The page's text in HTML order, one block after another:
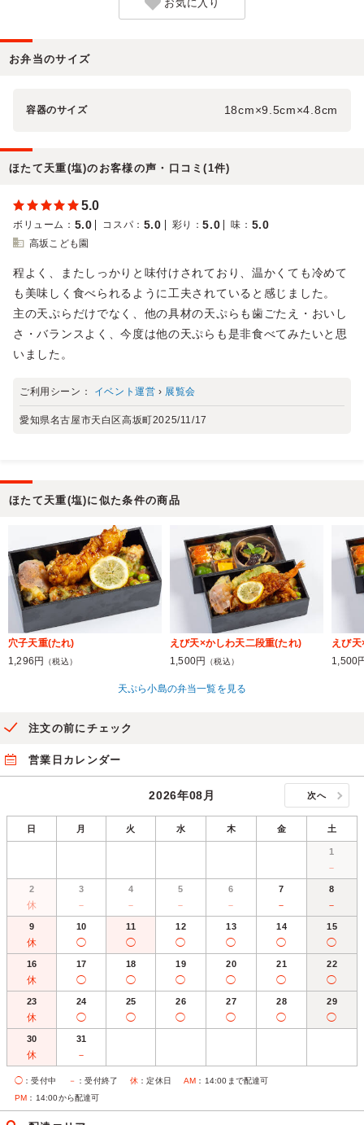
お気に入り
お弁当のサイズ
容器のサイズ 18cm×9.5cm×4.8cm
ほたて天重(塩)のお客様の声・口コミ(1件)
5.0
ボリューム ： 5.0 コスパ ： 5.0 彩り ：5.0 味 ： 5.0
高坂こども園
程よく、またしっかりと味付けされており、温かくても冷めて
も美味しく食べられるように工夫されていると感じました。
主の天ぷらだけでなく、他の具材の天ぷらも歯ごたえ・おいし
さ・バランスよく、今度は他の天ぷらも是非食べてみたいと思
いました。
ご利用シーン： イベント運営 › 展覧会
愛知県名古屋市天白区高坂町2025/11/17
ほたて天重(塩)に似た条件の商品
穴子天重(たれ)
1,296円
（税込）
えび天×かしわ天二段重(たれ)
1,500円
（税込）
えび
1,500
天ぷら小島の弁当一覧を見る
注文の前にチェック
営業日カレンダー
2026年08月 次へ
日 月 火 水 木 金 土
1
－
2
休
3
－
4
－
5
－
6
－
7
－
8
－
9
休
10
◯
11
◯
12
◯
13
◯
14
◯
15
◯
16
休
17
◯
18
◯
19
◯
20
◯
21
◯
22
◯
23
休
24
◯
25
◯
26
◯
27
◯
28
◯
29
◯
30
休
31
－
◯ ：受付中 － ：受付終了 休 ：定休日 AM ：14:00まで配達可
PM ：14:00から配達可